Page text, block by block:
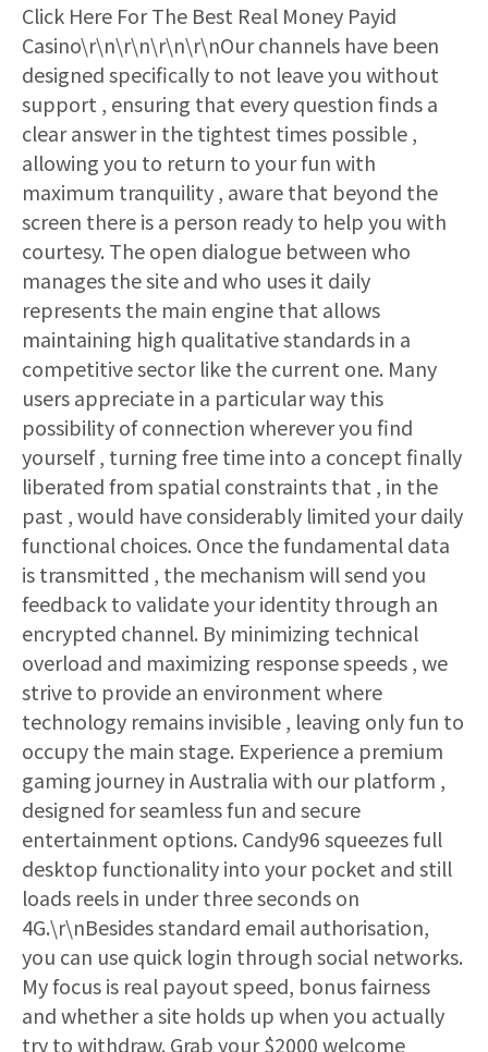
Click Here For The Best Real Money Payid
Casino\r\n\r\n\r\n\r\nOur channels have been
designed specifically to not leave you without
support , ensuring that every question finds a
clear answer in the tightest times possible ,
allowing you to return to your fun with
maximum tranquility , aware that beyond the
screen there is a person ready to help you with
courtesy. The open dialogue between who
manages the site and who uses it daily
represents the main engine that allows
maintaining high qualitative standards in a
competitive sector like the current one. Many
users appreciate in a particular way this
possibility of connection wherever you find
yourself , turning free time into a concept finally
liberated from spatial constraints that , in the
past , would have considerably limited your daily
functional choices. Once the fundamental data
is transmitted , the mechanism will send you
feedback to validate your identity through an
encrypted channel. By minimizing technical
overload and maximizing response speeds , we
strive to provide an environment where
technology remains invisible , leaving only fun to
occupy the main stage. Experience a premium
gaming journey in Australia with our platform ,
designed for seamless fun and secure
entertainment options. Candy96 squeezes full
desktop functionality into your pocket and still
loads reels in under three seconds on
4G.\r\nBesides standard email authorisation,
you can use quick login through social networks.
My focus is real payout speed, bonus fairness
and whether a site holds up when you actually
try to withdraw. Grab your $2000 welcome